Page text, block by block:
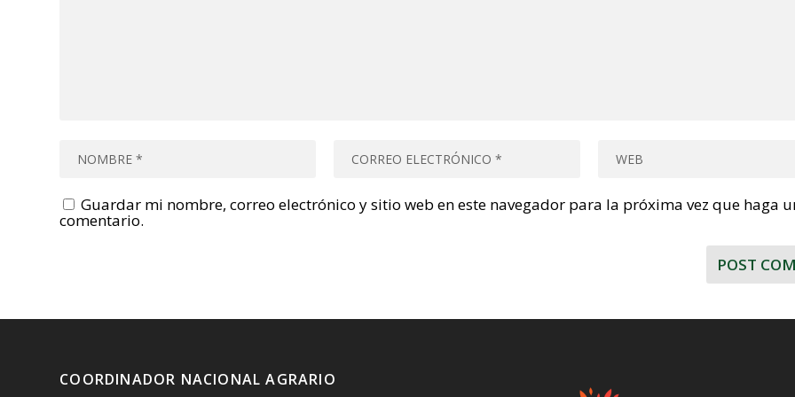
Guardar mi nombre, correo electrónico y sitio web en este navegador para la próxima vez que haga
comentario.
COORDINADOR NACIONAL AGRARIO